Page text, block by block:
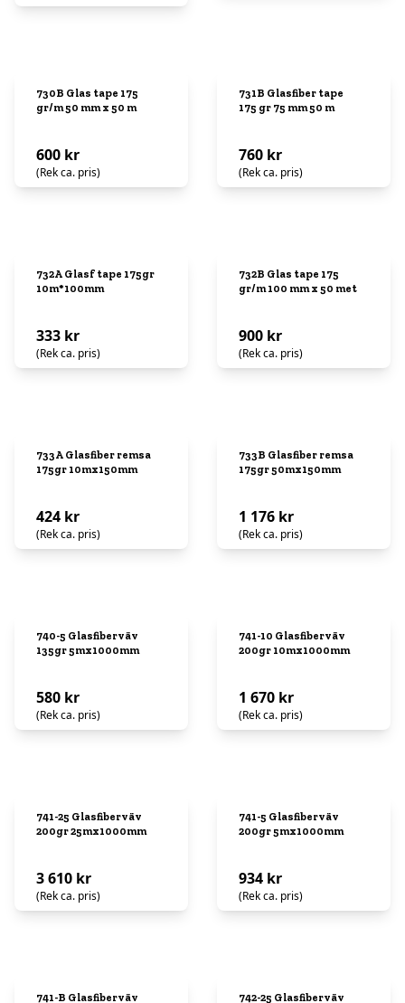
730B Glas tape 175
gr/m 50 mm x 50 m
600 kr
(Rek ca. pris)
731B Glasfiber tape
175 gr 75 mm 50 m
760 kr
(Rek ca. pris)
732A Glasf tape 175gr
10m*100mm
333 kr
(Rek ca. pris)
732B Glas tape 175
gr/m 100 mm x 50 met
900 kr
(Rek ca. pris)
733A Glasfiber remsa
175gr 10mx150mm
424 kr
(Rek ca. pris)
733B Glasfiber remsa
175gr 50mx150mm
1 176 kr
(Rek ca. pris)
740-5 Glasfiberväv
135gr 5mx1000mm
580 kr
(Rek ca. pris)
741-10 Glasfiberväv
200gr 10mx1000mm
1 670 kr
(Rek ca. pris)
741-25 Glasfiberväv
200gr 25mx1000mm
3 610 kr
(Rek ca. pris)
741-5 Glasfiberväv
200gr 5mx1000mm
934 kr
(Rek ca. pris)
741-B Glasfiberväv 742-25 Glasfiberväv